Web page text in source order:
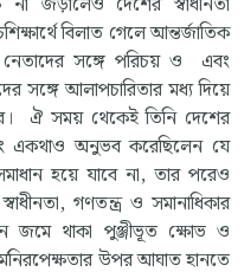
বিলাত গেলে আন্তর্জাতিক
সঙ্গে পরিচয় ও এবং
সঙ্গে আলাপচারিতার মধ্য দিয়ে
ঐ সময় থেকেই তিনি দেশের
একথাও অনুভব করেছিলেন যে
হয়ে যাবে না, তার পরেও
গণতন্ত্র ও সমানাধিকার
জমে থাকা পুঞ্জীভূত ক্ষোভ ও
উপর আঘাত হানতে